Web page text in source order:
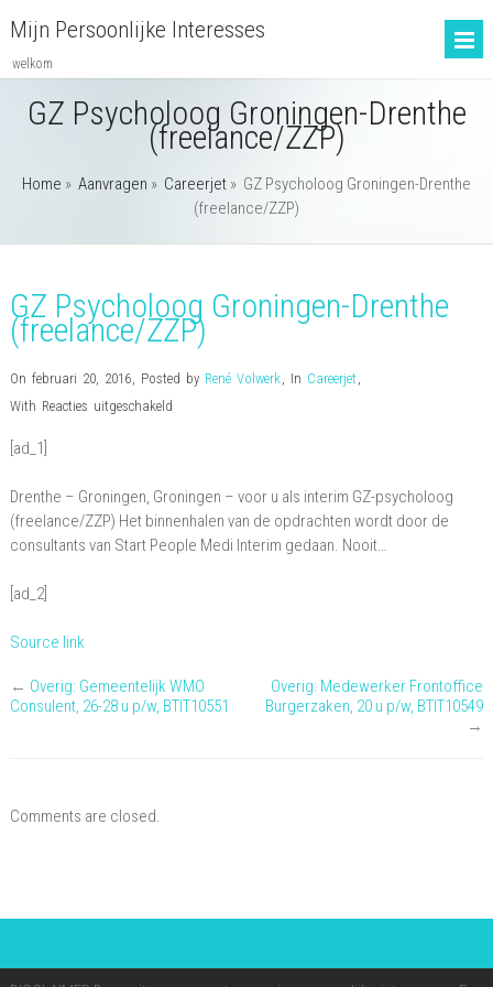
Mijn Persoonlijke Interesses
welkom
GZ Psycholoog Groningen-Drenthe
(freelance/ZZP)
Home » Aanvragen » Careerjet » GZ Psycholoog Groningen-Drenthe
(freelance/ZZP)
GZ Psycholoog Groningen-Drenthe
(freelance/ZZP)
On februari 20, 2016, Posted by René Volwerk, In Careerjet ,
With Reacties uitgeschakeldvoor
Groningen-
Drenthe
(freelance/ZZP)
[ad_1]
Drenthe – Groningen, Groningen – voor u als interim GZ-psycholoog
(freelance/ZZP) Het binnenhalen van de opdrachten wordt door de
consultants van Start People Medi Interim gedaan. Nooit…
[ad_2]
Source link
← Overig: Gemeentelijk WMO
Consulent, 26-28 u p/w, BTIT10551
Overig: Medewerker Frontoffice
Burgerzaken, 20 u p/w, BTIT10549
→
Comments are closed.